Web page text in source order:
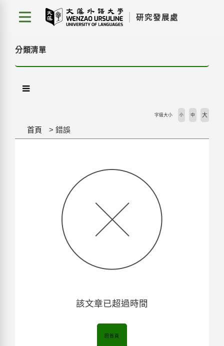
分類清單
首頁 錯誤
字級大小 小 中 大
該文章已超過時間
回首頁
研究發展處